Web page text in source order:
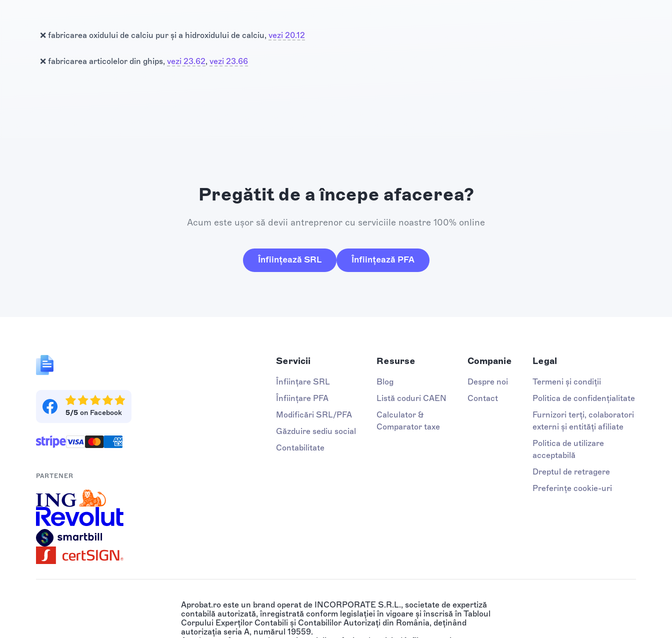
❌ fabricarea oxidului de calciu pur și a hidroxidului de calciu, vezi 20.12
❌ fabricarea articolelor din ghips, vezi 23.62​‍‌‍‌‍​, vezi 23.66
Pregătit de a începe afacerea?
Acum este ușor să devii antreprenor cu serviciile noastre 100% online
Înființează SRL Înființează PFA
5/5 on Facebook
PARTENER
Servicii
Înființare SRL
Înființare PFA
Modificări SRL/PFA
Găzduire sediu social
Contabilitate
Resurse
Blog
Listă coduri CAEN
Calculator &
Comparator taxe
Companie
Despre noi
Contact
Legal
Termeni și condiții
Politica de confidențialitate
Furnizori terți, colaboratori
externi și entități afiliate
Politica de utilizare
acceptabilă
Dreptul de retragere
Preferințe cookie-uri
Aprobat.ro este un brand operat de INCORPORATE S.R.L., societate de expertiză
contabilă autorizată, înregistrată conform legislației în vigoare și înscrisă în Tabloul
Corpului Experților Contabili și Contabililor Autorizați din România, deținând
autorizația seria A, numărul 19559.